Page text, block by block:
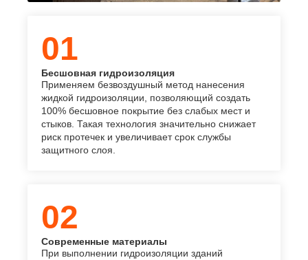
01
Бесшовная гидроизоляция
Применяем безвоздушный метод нанесения
жидкой гидроизоляции, позволяющий создать
100% бесшовное покрытие без слабых мест и
стыков. Такая технология значительно снижает
риск протечек и увеличивает срок службы
защитного слоя.
02
Современные материалы
При выполнении гидроизоляции зданий